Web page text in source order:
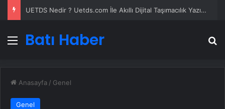
Yeni Dünya Düzensizliği Çağında Türk Dış Politikası ve Hakan Fidan Faktörü
Menü
Batı Haber
Anasayfa / Genel
Genel